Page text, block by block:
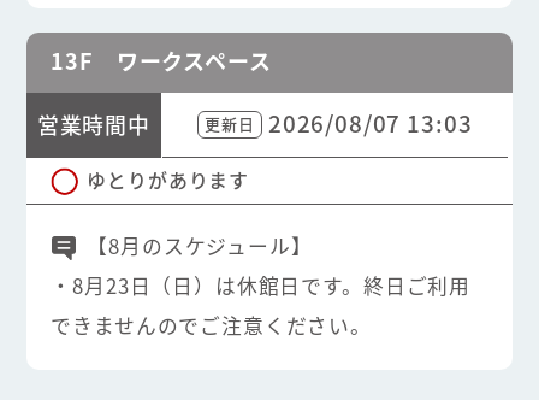
13F ワークスペース
営業時間中
更新日 2026/08/07 13:03
ゆとりがあります
【8月のスケジュール】
・8月23日（日）は休館日です。終日ご利用
できませんのでご注意ください。